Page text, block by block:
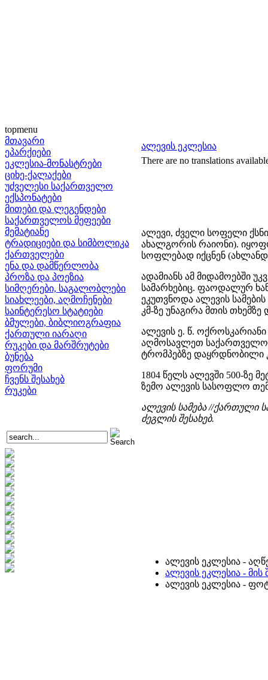
topmenu
მთავარი
ეპარქიები
ეკლესია-მონასტრები
ციხე-ქალაქები
უძველესი საქართველო
ექსპონატები
მითები და ლეგენდები
საქართველოს მეფეები
მემატიანე
ტრადიციები და სიმბოლიკა
ქართველები
ენა და დამწერლობა
პროზა და პოეზია
სიმღერები, საგალობლები
სიახლეები, აღმოჩენები
საინტერესო სტატიები
ბმულები, ბიბლიოგრაფია
ქართული იარაღი
რუკები და მარშრუტები
ბუნება
ფორუმი
ჩვენს შესახებ
რუკები
ალევის ეკლესია
There are no translations
ალევი, ძველი სოფელი
ახალგორის რაიონი).
სოფლებად იქცნენ
ადამიანს ამ მიდამოებში
სამარხებიც. ფაოდალურ
ეკუთვნოდა ალევის
კმ-ზე უნაგირა მთის თხემზე
ალევის ე. წ.
აღმოსავლეთ
ტრომპებზე დაყრდნობილი
1804 წელს ალევში 500-ზე
ზემო ალევის სასოფლო
ალევის სამება //ქართული
ძეგლის შესახებ.
ალევის ეკლესია -
ალევის ეკლესია - მის
ალევის ეკლესია -